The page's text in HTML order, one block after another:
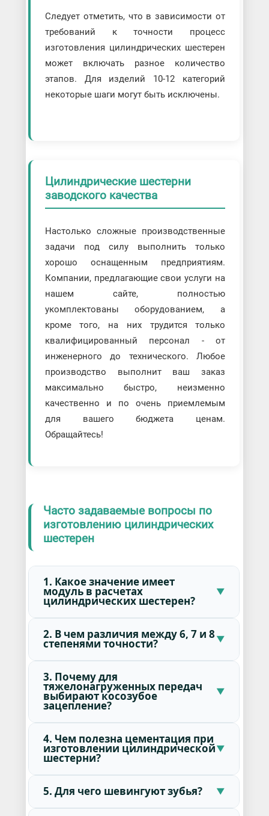
Следует отметить, что в зависимости от
требований к точности процесс
изготовления цилиндрических шестерен
может включать разное количество
этапов. Для изделий 10-12 категорий
некоторые шаги могут быть исключены.
Цилиндрические шестерни
заводского качества
Настолько сложные производственные
задачи под силу выполнить только
хорошо оснащенным предприятиям.
Компании, предлагающие свои услуги на
нашем сайте, полностью
укомплектованы оборудованием, а
кроме того, на них трудится только
квалифицированный персонал - от
инженерного до технического. Любое
производство выполнит ваш заказ
максимально быстро, неизменно
качественно и по очень приемлемым
для вашего бюджета ценам.
Обращайтесь!
Часто задаваемые вопросы по
изготовлению цилиндрических
шестерен
1. Какое значение имеет
модуль в расчетах
цилиндрических шестерен?
2. В чем различия между 6, 7 и 8
степенями точности?
3. Почему для
тяжелонагруженных передач
выбирают косозубое
зацепление?
4. Чем полезна цементация при
изготовлении цилиндрической
шестерни?
5. Для чего шевингуют зубья?